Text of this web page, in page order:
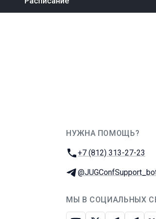
НУЖНА ПОМОЩЬ?
Телефон:
+7 (812) 313-27-23
Телеграм:
МЫ В СОЦИАЛЬНЫХ